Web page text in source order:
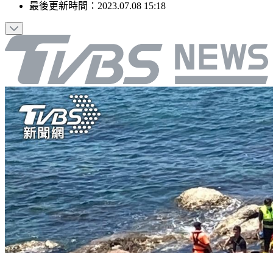
最後更新時間： 2023.07.08 15:18